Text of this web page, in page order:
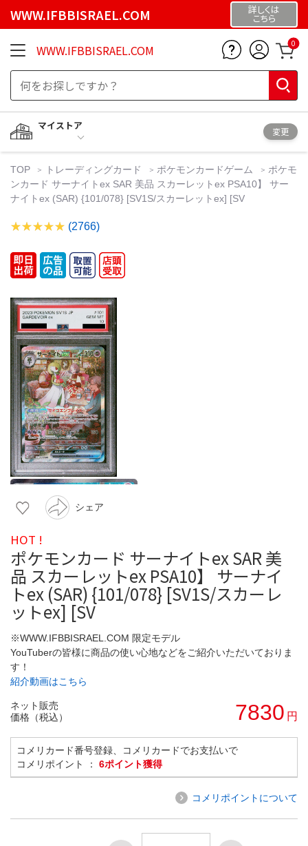
WWW.IFBBISRAEL.COM 詳しくは
こちら
WWW.IFBBISRAEL.COM 0
マイストア
変更
TOP トレーディングカード ポケモンカードゲーム
ポケモ
ンカード サーナイトex SAR 美品 スカーレットex PSA10】 サー
ナイトex (SAR) {101/078} [SV1S/スカーレットex] [SV
(2766)
シェア
HOT !
ポケモンカード サーナイトex SAR 美
品 スカーレットex PSA10】 サーナイ
トex (SAR) {101/078} [SV1S/スカーレ
ットex] [SV
※WWW.IFBBISRAEL.COM 限定モデル
YouTuberの皆様に商品の使い心地などをご紹介いただいておりま
す！
紹介動画はこちら
ネット販売
価格（税込）
7830 円
コメリカード番号登録、コメリカードでお支払いで
コメリポイント ： 6ポイント獲得
コメリポイントについて